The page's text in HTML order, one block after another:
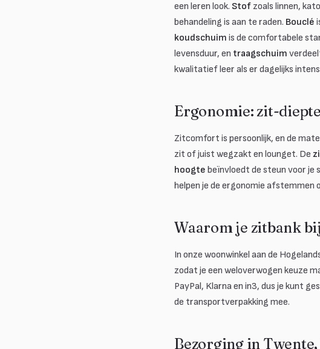
een leren look. Stofzoals linnen,
behandeling is aan te raden. Bouclé
koudschuim is de comfortabele
levensduur, en traagschuim
kwalitatief leer als er dagelijks
Ergonomie: zit-
Zitcomfort is persoonlijk, en de
zit of juist wegzakt en lounget. De
hoogte beïnvloedt de steun voor je
helpen je de ergonomie afstemmen
Waarom je zitbank
In onze woonwinkel aan de
zodat je een weloverwogen keuze
PayPal, Klarna en in3, dus je kunt
de transportverpakking mee.
Bezorging in